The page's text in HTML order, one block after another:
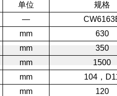
单位
规格
―
mm
630
mm
350
mm
1500
mm
104，
mm
120